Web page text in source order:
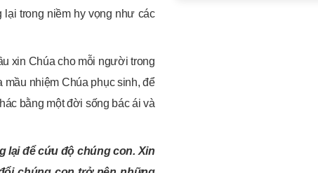
trong niềm hy vọng như các
xin Chúa cho mỗi người trong
nhiệm Chúa phục sinh, để
bằng một đời sống bác ái và
lại để cứu độ chúng con. Xin